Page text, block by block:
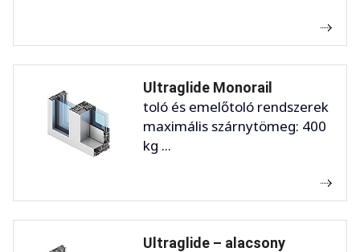
Ultraglide Monorail
toló és emelőtoló rendszerek
maximális szárnytömeg: 400
kg ...
Ultraglide – alacsony